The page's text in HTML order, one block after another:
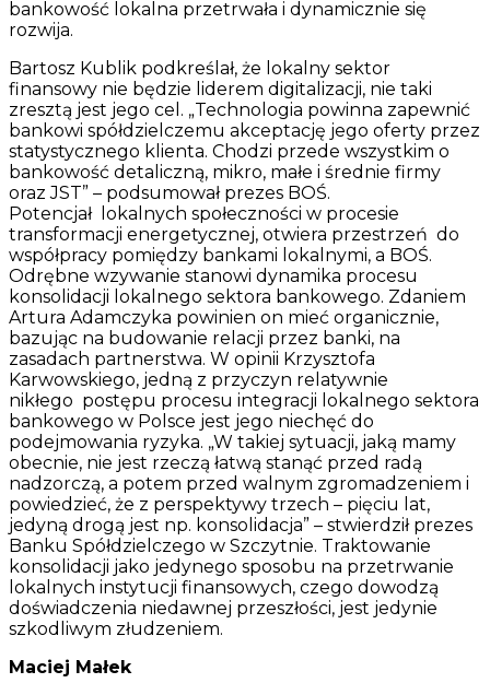
bankowość lokalna przetrwała i dynamicznie się
rozwija.
Bartosz Kublik podkreślał, że lokalny sektor
finansowy nie będzie liderem digitalizacji, nie taki
zresztą jest jego cel. „Technologia powinna zapewnić
bankowi spółdzielczemu akceptację jego oferty przez
statystycznego klienta. Chodzi przede wszystkim o
bankowość detaliczną, mikro, małe i średnie firmy
oraz JST” – podsumował prezes BOŚ.
Potencjał lokalnych społeczności w procesie
transformacji energetycznej, otwiera przestrzeń do
współpracy pomiędzy bankami lokalnymi, a BOŚ.
Odrębne wzywanie stanowi dynamika procesu
konsolidacji lokalnego sektora bankowego. Zdaniem
Artura Adamczyka powinien on mieć organicznie,
bazując na budowanie relacji przez banki, na
zasadach partnerstwa. W opinii Krzysztofa
Karwowskiego, jedną z przyczyn relatywnie
nikłego postępu procesu integracji lokalnego sektora
bankowego w Polsce jest jego niechęć do
podejmowania ryzyka. „W takiej sytuacji, jaką mamy
obecnie, nie jest rzeczą łatwą stanąć przed radą
nadzorczą, a potem przed walnym zgromadzeniem i
powiedzieć, że z perspektywy trzech – pięciu lat,
jedyną drogą jest np. konsolidacja” – stwierdził prezes
Banku Spółdzielczego w Szczytnie. Traktowanie
konsolidacji jako jedynego sposobu na przetrwanie
lokalnych instytucji finansowych, czego dowodzą
doświadczenia niedawnej przeszłości, jest jedynie
szkodliwym złudzeniem.
Maciej Małek